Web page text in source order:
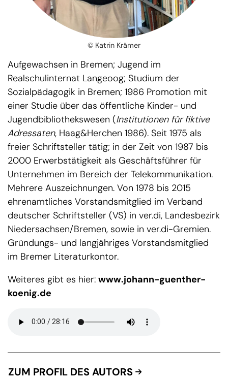
© Katrin Krämer
Aufgewachsen in Bremen; Jugend im
Realschulinternat Langeoog; Studium der
Sozialpädagogik in Bremen; 1986 Promotion mit
einer Studie über das öffentliche Kinder- und
Jugendbibliothekswesen (Institutionen für fiktive
Adressaten, Haag&Herchen 1986). Seit 1975 als
freier Schriftsteller tätig; in der Zeit von 1987 bis
2000 Erwerbstätigkeit als Geschäftsführer für
Unternehmen im Bereich der Telekommunikation.
Mehrere Auszeichnungen. Von 1978 bis 2015
ehrenamtliches Vorstandsmitglied im Verband
deutscher Schriftsteller (VS) in ver.di, Landesbezirk
Niedersachsen/Bremen, sowie in ver.di-Gremien.
Gründungs- und langjähriges Vorstandsmitglied
im Bremer Literaturkontor.
Weiteres gibt es hier: www.johann-guenther-
koenig.de
ZUM PROFIL DES AUTORS